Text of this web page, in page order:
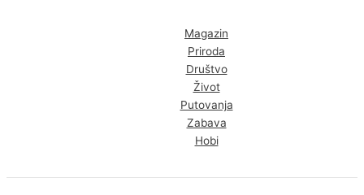
Magazin
Priroda
Društvo
Život
Putovanja
Zabava
Hobi